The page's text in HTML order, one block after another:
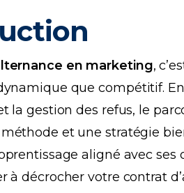
en marketing,
que compétitif.
la gestion des refus, le
et une stratégie
aligné avec
à décrocher votre contrat